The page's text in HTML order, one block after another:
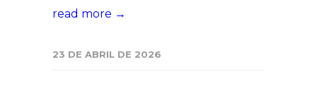
read more →
23 DE ABRIL DE 2026